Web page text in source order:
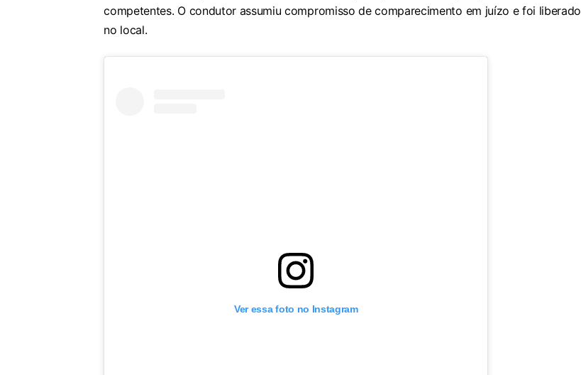
competentes. O condutor assumiu compromisso de comparecimento em juízo e foi liberado
no local.
Ver essa foto no Instagram